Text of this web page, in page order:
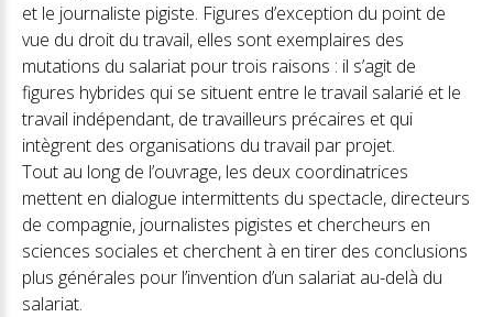
et le journaliste pigiste. Figures d’exception du point de
vue du droit du travail, elles sont exemplaires des
mutations du salariat pour trois raisons : il s’agit de
figures hybrides qui se situent entre le travail salarié et le
travail indépendant, de travailleurs précaires et qui
intègrent des organisations du travail par projet.
Tout au long de l’ouvrage, les deux coordinatrices
mettent en dialogue intermittents du spectacle, directeurs
de compagnie, journalistes pigistes et chercheurs en
sciences sociales et cherchent à en tirer des conclusions
plus générales pour l’invention d’un salariat au-delà du
salariat.